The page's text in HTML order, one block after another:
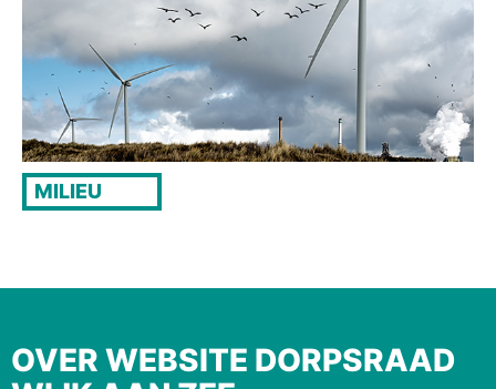
MILIEU
OVER WEBSITE DORPSRAAD